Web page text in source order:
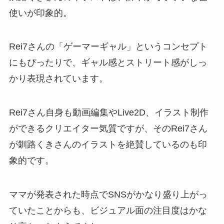
使いが印象的。
Rei7さんの「ゲーマーギャル」というコンセプト
にもぴったりで、ギャル感とストリート感がしっ
かり表現されています。
Rei7さん自身も動画編集やLive2D、イラスト制作
ができるクリエイター気質ですが、そのRei7さん
が釧路くきさんのイラストを絶賛しているのも印
象的です。
ママが発表された時点でSNSがかなり盛り上がっ
ていたことからも、ビジュアル面の注目度はかな